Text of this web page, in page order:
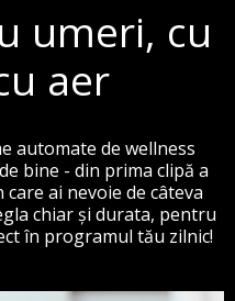
umeri, cu
aer
automate de wellness
bine - din prima clipă a
ai nevoie de câteva
chiar și durata, pentru
în programul tău zilnic!